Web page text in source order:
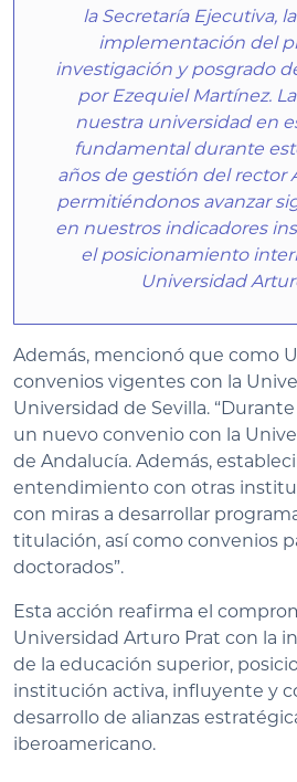
la Secretaría Ejecutiva,
implementación del
investigación y posgrado
por Ezequiel Martínez.
nuestra universidad en
fundamental durante
años de gestión del rector
permitiéndonos avanzar
en nuestros indicadores
el posicionamiento
Universidad
Además, mencionó que como
convenios vigentes con la
Universidad de Sevilla.
un nuevo convenio con la
de Andalucía. Además,
entendimiento con otras
con miras a desarrollar
titulación, así como convenios
doctorados”.
Esta acción reafirma el
Universidad Arturo Prat con la
de la educación superior,
institución activa, influyente y
desarrollo de alianzas
iberoamericano.